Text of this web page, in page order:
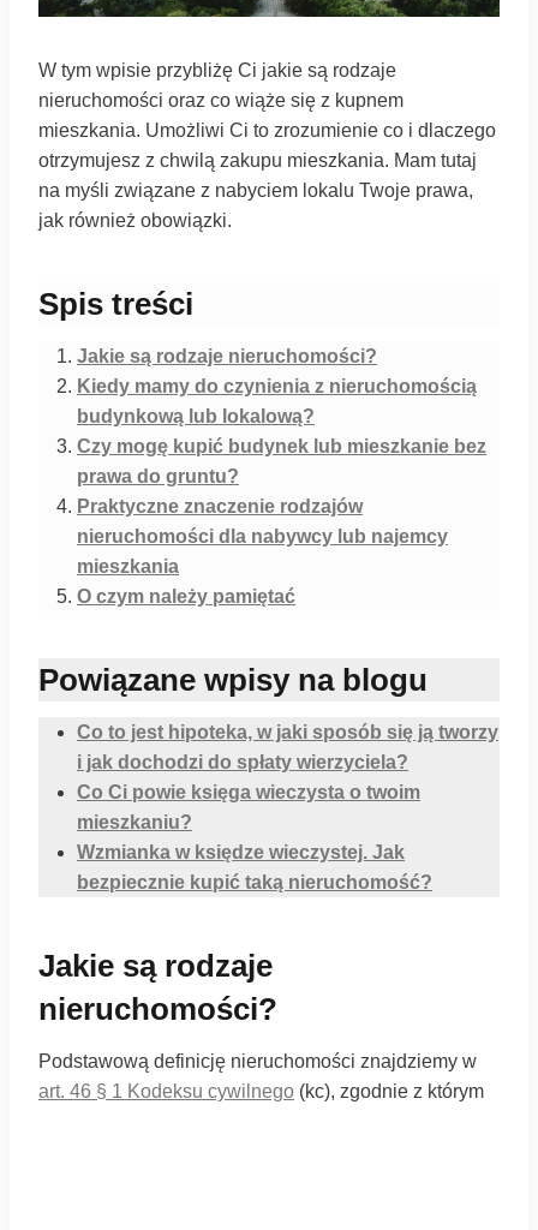
W tym wpisie przybliżę Ci jakie są rodzaje
nieruchomości oraz co wiąże się z kupnem
mieszkania. Umożliwi Ci to zrozumienie co i dlaczego
otrzymujesz z chwilą zakupu mieszkania. Mam tutaj
na myśli związane z nabyciem lokalu Twoje prawa,
jak również obowiązki.
Spis treści
Jakie są rodzaje nieruchomości?
Kiedy mamy do czynienia z nieruchomością
budynkową lub lokalową?
Czy mogę kupić budynek lub mieszkanie bez
prawa do gruntu?
Praktyczne znaczenie rodzajów
nieruchomości dla nabywcy lub najemcy
mieszkania
O czym należy pamiętać
Powiązane wpisy na blogu
Co to jest hipoteka, w jaki sposób się ją tworzy
i jak dochodzi do spłaty wierzyciela?
Co Ci powie księga wieczysta o twoim
mieszkaniu?
Wzmianka w księdze wieczystej. Jak
bezpiecznie kupić taką nieruchomość?
Jakie są rodzaje
nieruchomości?
Podstawową definicję nieruchomości znajdziemy w
art. 46 § 1 Kodeksu cywilnego (kc), zgodnie z którym